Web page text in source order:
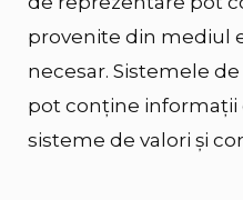
provenite din mediul
necesar. Sistemele
pot conține informații
sisteme de valori și